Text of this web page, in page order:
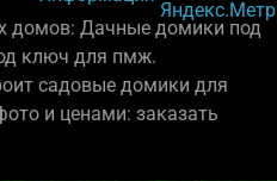
домов: Дачные домики под
ключ для пмж.
садовые домики для
и ценами: заказать